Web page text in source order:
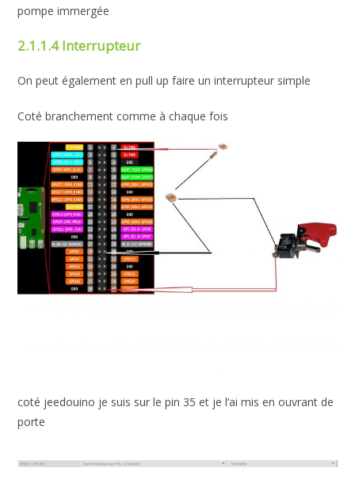
pompe immergée
2.1.1.4 Interrupteur
On peut également en pull up faire un interrupteur simple
Coté branchement comme à chaque fois
coté jeedouino je suis sur le pin 35 et je l’ai mis en ouvrant de
porte